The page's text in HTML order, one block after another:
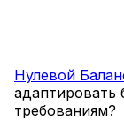
Нулевой
адаптировать
требованиям?